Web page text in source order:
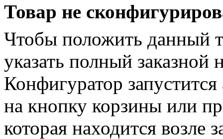
Товар не
Чтобы положить данный
указать полный заказной
Конфигуратор
на кнопку корзины или
которая находится возле